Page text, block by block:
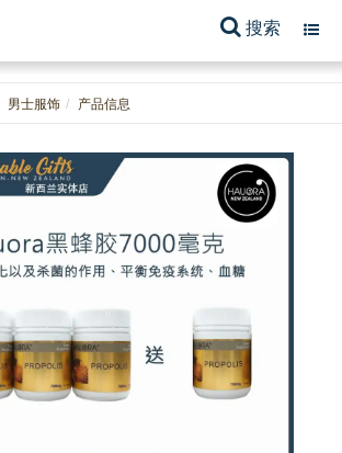
搜索
男士服饰 产品信息